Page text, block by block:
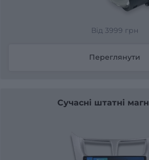
Від 3999 грн
Переглянути
Сучасні штатні